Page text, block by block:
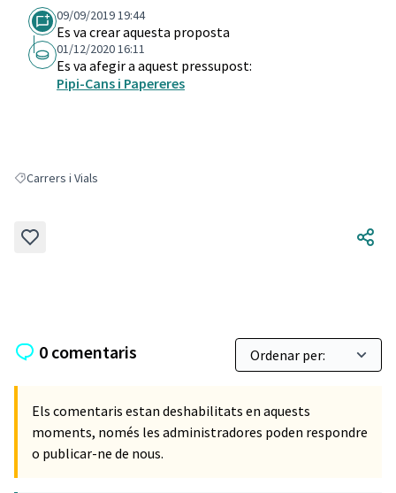
09/09/2019 19:44
Es va crear aquesta proposta
01/12/2020 16:11
Es va afegir a aquest pressupost:
Pipi-Cans i Papereres
Resultats en filtrar per: Carrers i Vials
Carrers i Vials
0 comentaris
Els comentaris estan deshabilitats en aquests
moments, només les administradores poden respondre
o publicar-ne de nous.